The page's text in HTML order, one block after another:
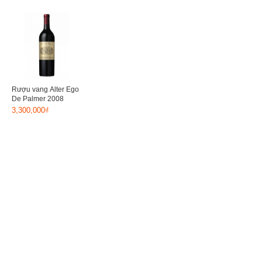
Rượu vang Alter Ego
De Palmer 2008
3,300,000₫